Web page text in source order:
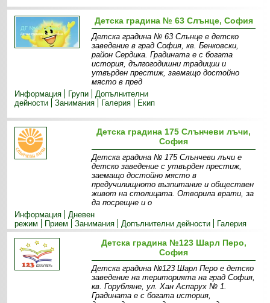
Детска градина № 63 Слънце, София
Детска градина № 63 Слънце е детско
заведение в град София, кв. Бенковски,
район Сердика. Градината е с богата
история, дългогодишни традиции и
утвърден престиж, заемащо достойно
място в пред
Информация
Групи
Допълнителни
дейности
Занимания Галерия Екип
Детска градина 175 Слънчеви лъчи,
София
Детска градина № 175 Слънчеви лъчи e
детско заведение с утвърден престиж,
заемащо достойно място в
предучилищното възпитание и обществен
живот на столицата. Отворила врати, за
да посрещне и о
Информация
Дневен
режим
Прием Занимания Допълнителни дейности Галерия
Детска градина №123 Шарл Перо,
София
Детска градина №123 Шарл Перо е детско
заведение на територията на град София,
кв. Горубляне, ул. Хан Аспарух № 1.
Градината е с богата история,